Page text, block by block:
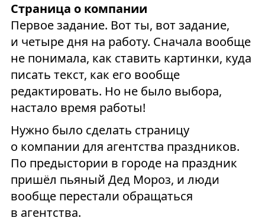
Страница о компании
Первое задание. Вот ты, вот задание,
и четыре дня на работу. Сначала вообще
не понимала, как ставить картинки, куда
писать текст, как его вообще
редактировать. Но не было выбора,
настало время работы!
Нужно было сделать страницу
о компании для агентства праздников.
По предыстории в городе на праздник
пришёл пьяный Дед Мороз, и люди
вообще перестали обращаться
в агентства.